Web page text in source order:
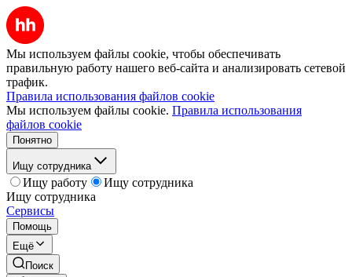
Мы используем файлы cookie, чтобы обеспечивать
правильную работу нашего веб-сайта и анализировать сетевой
трафик.
Правила использования файлов cookie
Мы используем файлы cookie. Правила использования
файлов cookie
Понятно
Ищу сотрудника
Ищу работу
Ищу сотрудника
Ищу сотрудника
Сервисы
Помощь
Ещё
Поиск